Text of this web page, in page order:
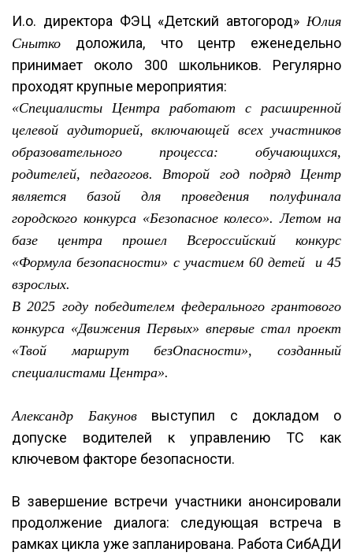
И.о. директора ФЭЦ «Детский автогород» Юлия
Снытко доложила, что центр еженедельно
принимает около 300 школьников. Регулярно
проходят крупные мероприятия:
«Специалисты Центра работают с расширенной
целевой аудиторией, включающей всех участников
образовательного процесса: обучающихся,
родителей, педагогов. Второй год подряд Центр
является базой для проведения полуфинала
городского конкурса «Безопасное колесо». Летом на
базе центра прошел Всероссийский конкурс
«Формула безопасности» с участием 60 детей и 45
взрослых.
В 2025 году победителем федерального грантового
конкурса «Движения Первых» впервые стал проект
«Твой маршрут безОпасности», созданный
специалистами Центра».
Александр Бакунов выступил с докладом о
допуске водителей к управлению ТС как
ключевом факторе безопасности.
В завершение встречи участники анонсировали
продолжение диалога: следующая встреча в
рамках цикла уже запланирована. Работа СибАДИ